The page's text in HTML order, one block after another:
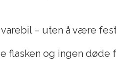
– uten å være
flasken og ingen døde